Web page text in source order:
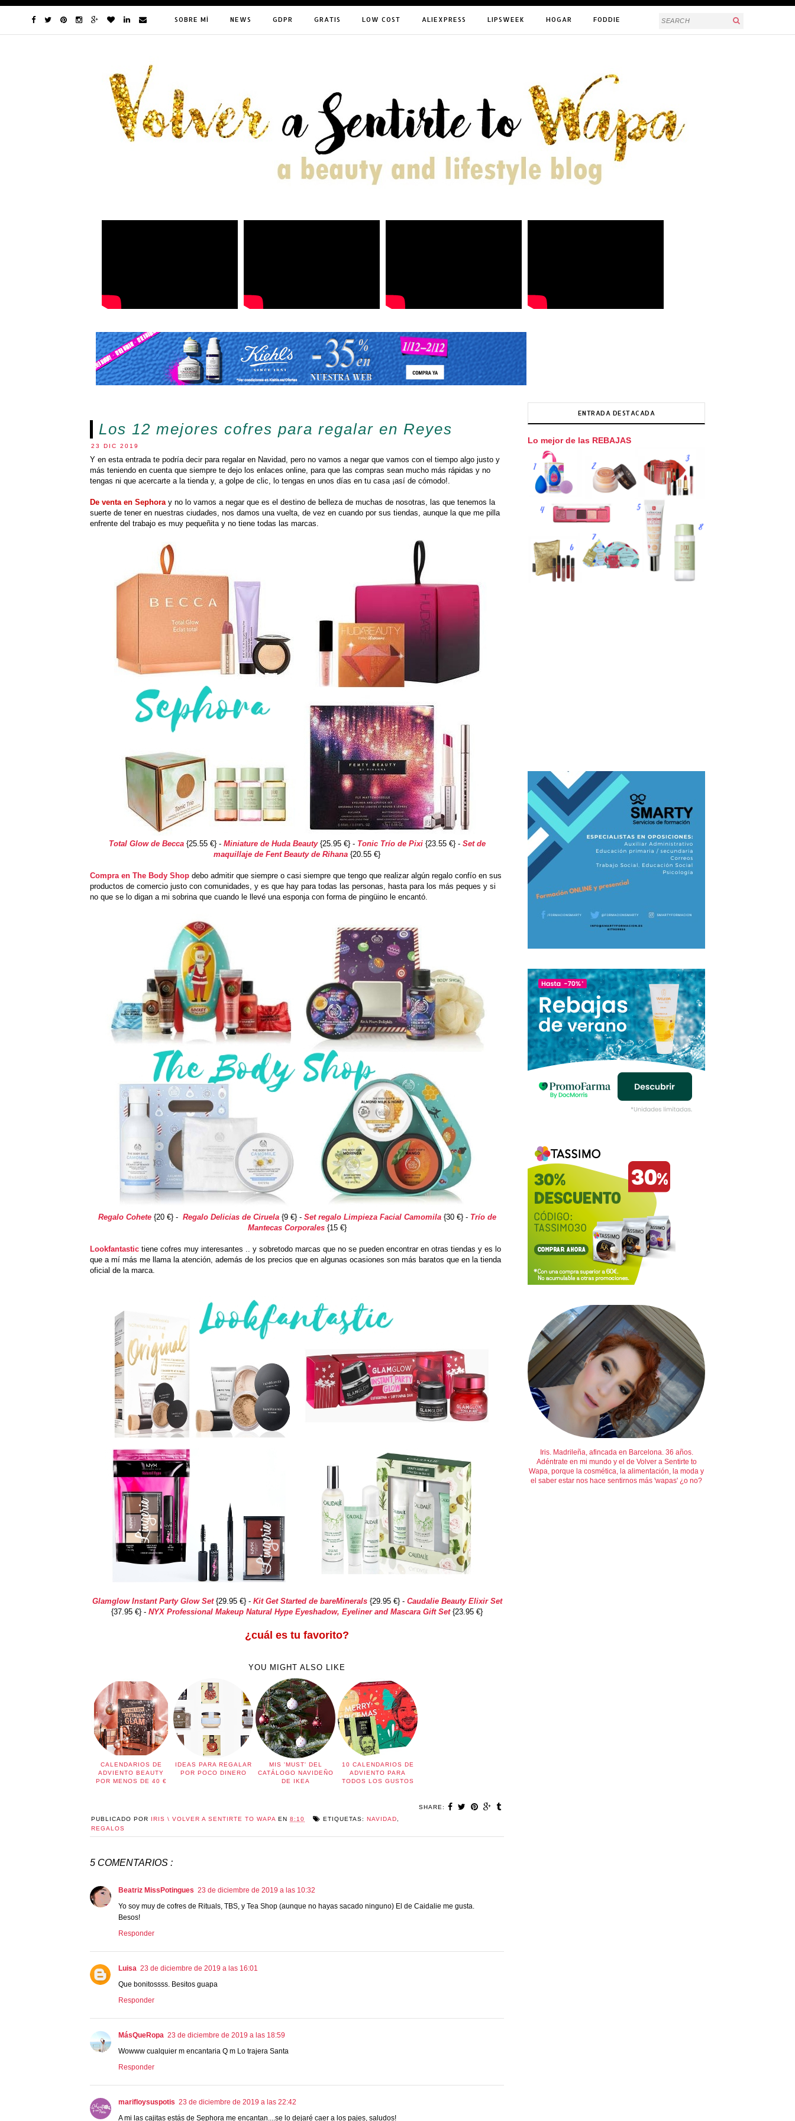
SOBRE MÍ NEWS GDPR GRATIS LOW COST ALIEXPRESS LIPSWEEK HOGAR FODDIE
Los 12 mejores cofres para regalar en Reyes
23 DIC 2019
Y en esta entrada te podría decir para regalar en Navidad, pero no vamos a negar que vamos con el tiempo algo justo y
más teniendo en cuenta que siempre te dejo los enlaces online, para que las compras sean mucho más rápidas y no
tengas ni que acercarte a la tienda y, a golpe de clic, lo tengas en unos días en tu casa ¡así de cómodo!.
De venta en Sephoray no lo vamos a negar que es el destino de belleza de muchas de nosotras, las que tenemos la
suerte de tener en nuestras ciudades, nos damos una vuelta, de vez en cuando por sus tiendas, aunque la que me pilla
enfrente del trabajo es muy pequeñita y no tiene todas las marcas.
Total Glow de Becca{25.55 €} - Miniature de Huda Beauty{25.95 €} - Tonic Trío de Pixi{23.55 €} - Set de
maquillaje de Fent Beauty de Rihana {20.55 €}
Compra en The Body Shop debo admitir que siempre o casi siempre que tengo que realizar algún regalo confío en sus
productos de comercio justo con comunidades, y es que hay para todas las personas, hasta para los más peques y si
no que se lo digan a mi sobrina que cuando le llevé una esponja con forma de pingüino le encantó.
Regalo Cohete{20 €} - Regalo Delicias de Ciruela{9 €} - Set regalo Limpieza Facial Camomila{30 €} - Trío de
Mantecas Corporales{15 €}
Lookfantastic tiene cofres muy interesantes .. y sobretodo marcas que no se pueden encontrar en otras tiendas y es lo
que a mí más me llama la atención, además de los precios que en algunas ocasiones son más baratos que en la tienda
oficial de la marca.
Glamglow Instant Party Glow Set{29.95 €} - Kit Get Started de bareMinerals{29.95 €} - Caudalie Beauty Elixir Set
{37.95 €} - NYX Professional Makeup Natural Hype Eyeshadow, Eyeliner and Mascara Gift Set{23.95 €}
¿cuál es tu favorito?
YOU MIGHT ALSO LIKE
CALENDARIOS DE
ADVIENTO BEAUTY
POR MENOS DE 40 €
IDEAS PARA REGALAR
POR POCO DINERO
MIS 'MUST' DEL
CATÁLOGO NAVIDEÑO
DE IKEA
10 CALENDARIOS DE
ADVIENTO PARA
TODOS LOS GUSTOS
SHARE:
PUBLICADO POR IRIS \ VOLVER A SENTIRTE TO WAPA EN 8:10 ETIQUETAS: NAVIDAD
REGALOS
5 COMENTARIOS :
Beatriz MissPotingues 23 de diciembre de 2019 a las 10:32
Yo soy muy de cofres de Rituals, TBS, y Tea Shop (aunque no hayas sacado ninguno) El de Caidalie me gusta.
Besos!
Responder
Luisa 23 de diciembre de 2019 a las 16:01
Que bonitossss. Besitos guapa
Responder
MásQueRopa 23 de diciembre de 2019 a las 18:59
Wowww cualquier m encantaria Q m Lo trajera Santa
Responder
marifloysuspotis 23 de diciembre de 2019 a las 22:42
A mi las cajitas estás de Sephora me encantan....se lo dejaré caer a los pajes, saludos!
ENTRADA DESTACADA
Lo mejor de las REBAJAS
Iris. Madrileña, afincada en Barcelona. 36 años.
Adéntrate en mi mundo y el de Volver a Sentirte to
Wapa, porque la cosmética, la alimentación, la moda y
el saber estar nos hace sentirnos más 'wapas' ¿o no?